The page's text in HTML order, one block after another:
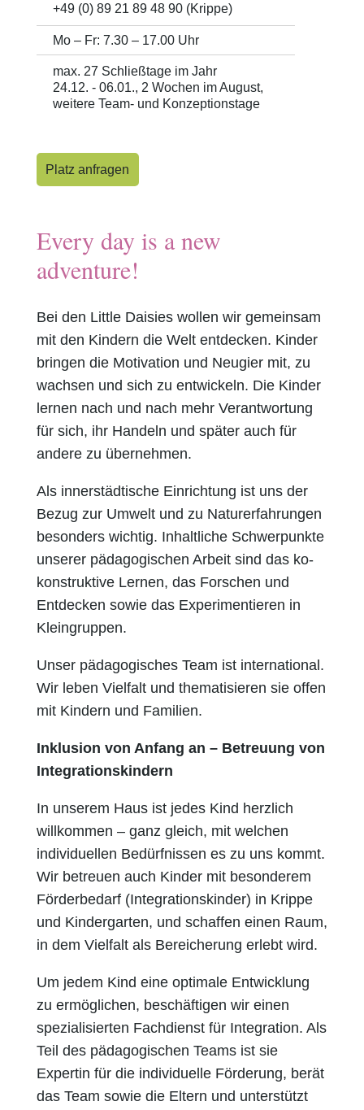
+49 (0) 89 21 89 48 90 (Krippe)
Mo – Fr: 7.30 – 17.00 Uhr
max. 27 Schließtage im Jahr
24.12. - 06.01., 2 Wochen im August,
weitere Team- und Konzeptionstage
Platz anfragen
Every day is a new
adventure!
Bei den Little Daisies wollen wir gemeinsam
mit den Kindern die Welt entdecken. Kinder
bringen die Motivation und Neugier mit, zu
wachsen und sich zu entwickeln. Die Kinder
lernen nach und nach mehr Verantwortung
für sich, ihr Handeln und später auch für
andere zu übernehmen.
Als innerstädtische Einrichtung ist uns der
Bezug zur Umwelt und zu Naturerfahrungen
besonders wichtig. Inhaltliche Schwerpunkte
unserer pädagogischen Arbeit sind das ko-
konstruktive Lernen, das Forschen und
Entdecken sowie das Experimentieren in
Kleingruppen.
Unser pädagogisches Team ist international.
Wir leben Vielfalt und thematisieren sie offen
mit Kindern und Familien.
Inklusion von Anfang an – Betreuung von
Integrationskindern
In unserem Haus ist jedes Kind herzlich
willkommen – ganz gleich, mit welchen
individuellen Bedürfnissen es zu uns kommt.
Wir betreuen auch Kinder mit besonderem
Förderbedarf (Integrationskinder) in Krippe
und Kindergarten, und schaffen einen Raum,
in dem Vielfalt als Bereicherung erlebt wird.
Um jedem Kind eine optimale Entwicklung
zu ermöglichen, beschäftigen wir einen
spezialisierten Fachdienst für Integration. Als
Teil des pädagogischen Teams ist sie
Expertin für die individuelle Förderung, berät
das Team sowie die Eltern und unterstützt